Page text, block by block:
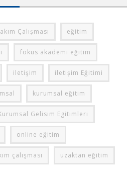
Çalışması eğitim
fokus akademi eğitim
iletişim iletişim Eğitimi
kurumsal eğitim
Gelisim Egitimleri
online eğitim
çalışması uzaktan eğitim